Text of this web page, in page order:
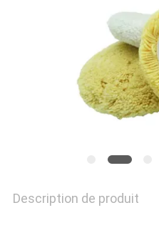
CONFIDENTIALITÉ
Description de produit